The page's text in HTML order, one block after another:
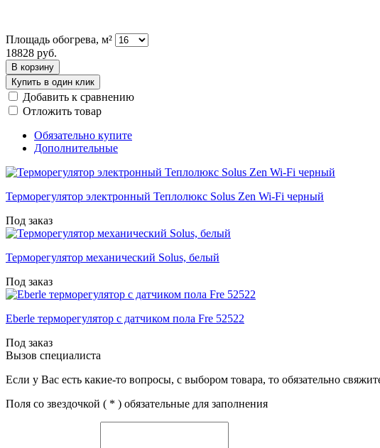
Площадь обогрева, м²
18828 руб.
В корзину
Купить в один клик
Добавить к сравнению
Отложить товар
Обязательно купите
Дополнительные
Терморегулятор электронный Теплолюкс Solus Zen Wi-Fi черный
Под заказ
Терморегулятор механический Solus, белый
Под заказ
Eberle терморегулятор с датчиком пола Fre 52522
Под заказ
Вызов специалиста
Если у Вас есть какие-то вопросы, с выбором товара, то обязательно
Поля со звездочкой ( * ) обязательные для заполнения